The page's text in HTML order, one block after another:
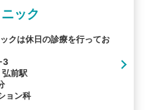
ック
クは休日の診療を行ってお
3
前駅
ョン科